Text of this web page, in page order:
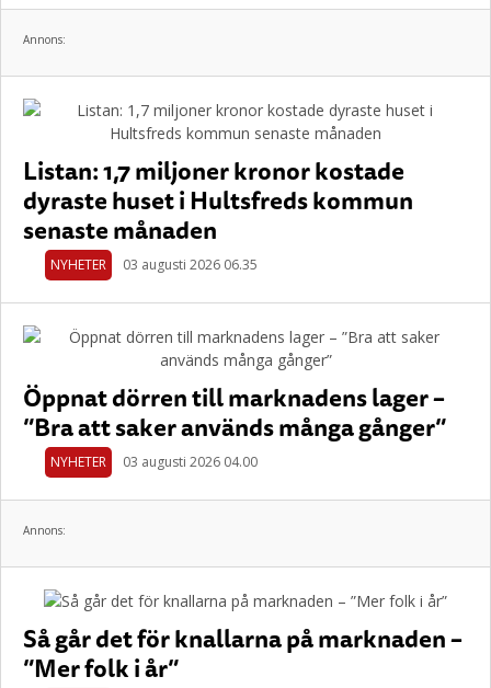
Annons:
Listan: 1,7 miljoner kronor kostade
dyraste huset i Hultsfreds kommun
senaste månaden
NYHETER 03 augusti 2026 06.35
Öppnat dörren till marknadens lager –
”Bra att saker används många gånger”
NYHETER 03 augusti 2026 04.00
Annons:
Så går det för knallarna på marknaden –
”Mer folk i år”